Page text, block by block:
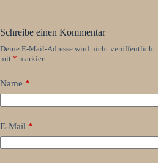
Schreibe einen Kommentar
Deine E-Mail-Adresse wird nicht veröffentlicht.
mit * markiert
Name *
E-Mail *